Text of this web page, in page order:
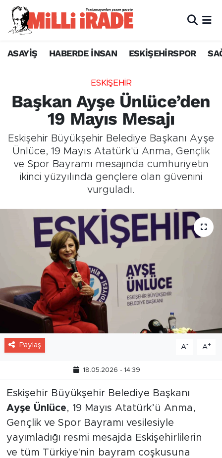
ASAYİŞ HABERDE İNSAN ESKİŞEHİRSPOR
ESKİŞEHİR
Başkan Ayşe Ünlüce’den
19 Mayıs Mesajı
Eskişehir Büyükşehir Belediye Başkanı Ayşe
Ünlüce, 19 Mayıs Atatürk'ü Anma, Gençlik
ve Spor Bayramı mesajında cumhuriyetin
ikinci yüzyılında gençlere olan güvenini
vurguladı.
Paylaş A- A+
18.05.2026 - 14:39
Eskişehir Büyükşehir Belediye Başkanı
Ayşe Ünlüce, 19 Mayıs Atatürk’ü Anma,
Gençlik ve Spor Bayramı vesilesiyle
yayımladığı resmi mesajda Eskişehirlilerin
ve tüm Türkiye'nin bayram coşkusuna